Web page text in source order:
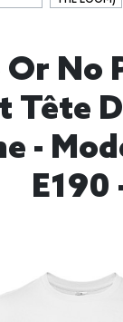
Or No
Tête
-
E190